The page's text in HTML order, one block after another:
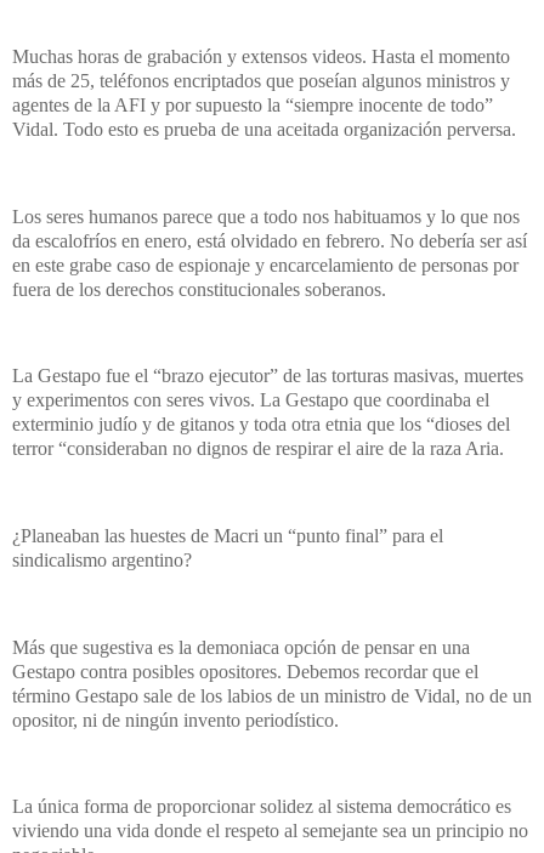
Muchas horas de grabación y extensos videos. Hasta el momento
más de 25, teléfonos encriptados que poseían algunos ministros y
agentes de la AFI y por supuesto la “siempre inocente de todo”
Vidal. Todo esto es prueba de una aceitada organización perversa.
Los seres humanos parece que a todo nos habituamos y lo que nos
da escalofríos en enero, está olvidado en febrero. No debería ser así
en este grabe caso de espionaje y encarcelamiento de personas por
fuera de los derechos constitucionales soberanos.
La Gestapo fue el “brazo ejecutor” de las torturas masivas, muertes
y experimentos con seres vivos. La Gestapo que coordinaba el
exterminio judío y de gitanos y toda otra etnia que los “dioses del
terror “consideraban no dignos de respirar el aire de la raza Aria.
¿Planeaban las huestes de Macri un “punto final” para el
sindicalismo argentino?
Más que sugestiva es la demoniaca opción de pensar en una
Gestapo contra posibles opositores. Debemos recordar que el
término Gestapo sale de los labios de un ministro de Vidal, no de un
opositor, ni de ningún invento periodístico.
La única forma de proporcionar solidez al sistema democrático es
viviendo una vida donde el respeto al semejante sea un principio no